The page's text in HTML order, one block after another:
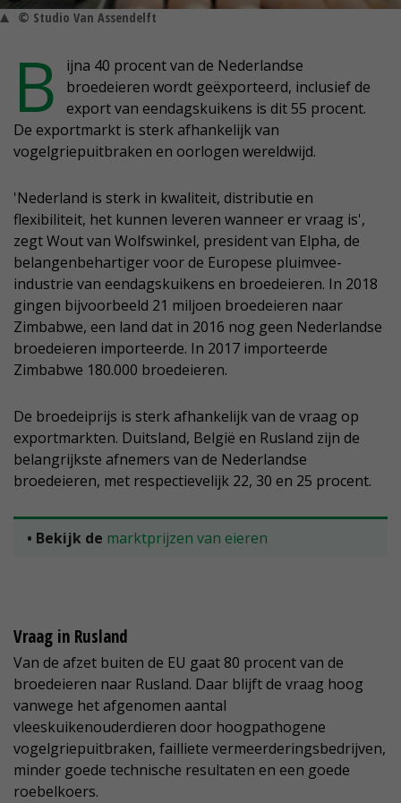
© Studio Van Assendelft
B
ijna 40 procent van de Nederlandse
broedeieren wordt geëxporteerd, inclusief de
export van eendagskuikens is dit 55 procent.
De exportmarkt is sterk afhankelijk van
vogelgriepuitbraken en oorlogen wereldwijd.
'Nederland is sterk in kwaliteit, distributie en
flexibiliteit, het kunnen leveren wanneer er vraag is',
zegt Wout van Wolfswinkel, president van Elpha, de
belangenbehartiger voor de Europese pluimvee-
industrie van eendagskuikens en broedeieren. In 2018
gingen bijvoorbeeld 21 miljoen broedeieren naar
Zimbabwe, een land dat in 2016 nog geen Nederlandse
broedeieren importeerde. In 2017 importeerde
Zimbabwe 180.000 broedeieren.
De broedeiprijs is sterk afhankelijk van de vraag op
exportmarkten. Duitsland, België en Rusland zijn de
belangrijkste afnemers van de Nederlandse
broedeieren, met respectievelijk 22, 30 en 25 procent.
• Bekijk de marktprijzen van eieren
Vraag in Rusland
Van de afzet buiten de EU gaat 80 procent van de
broedeieren naar Rusland. Daar blijft de vraag hoog
vanwege het afgenomen aantal
vleeskuikenouderdieren door hoogpathogene
vogelgriepuitbraken, failliete vermeerderingsbedrijven,
minder goede technische resultaten en een goede
roebelkoers.